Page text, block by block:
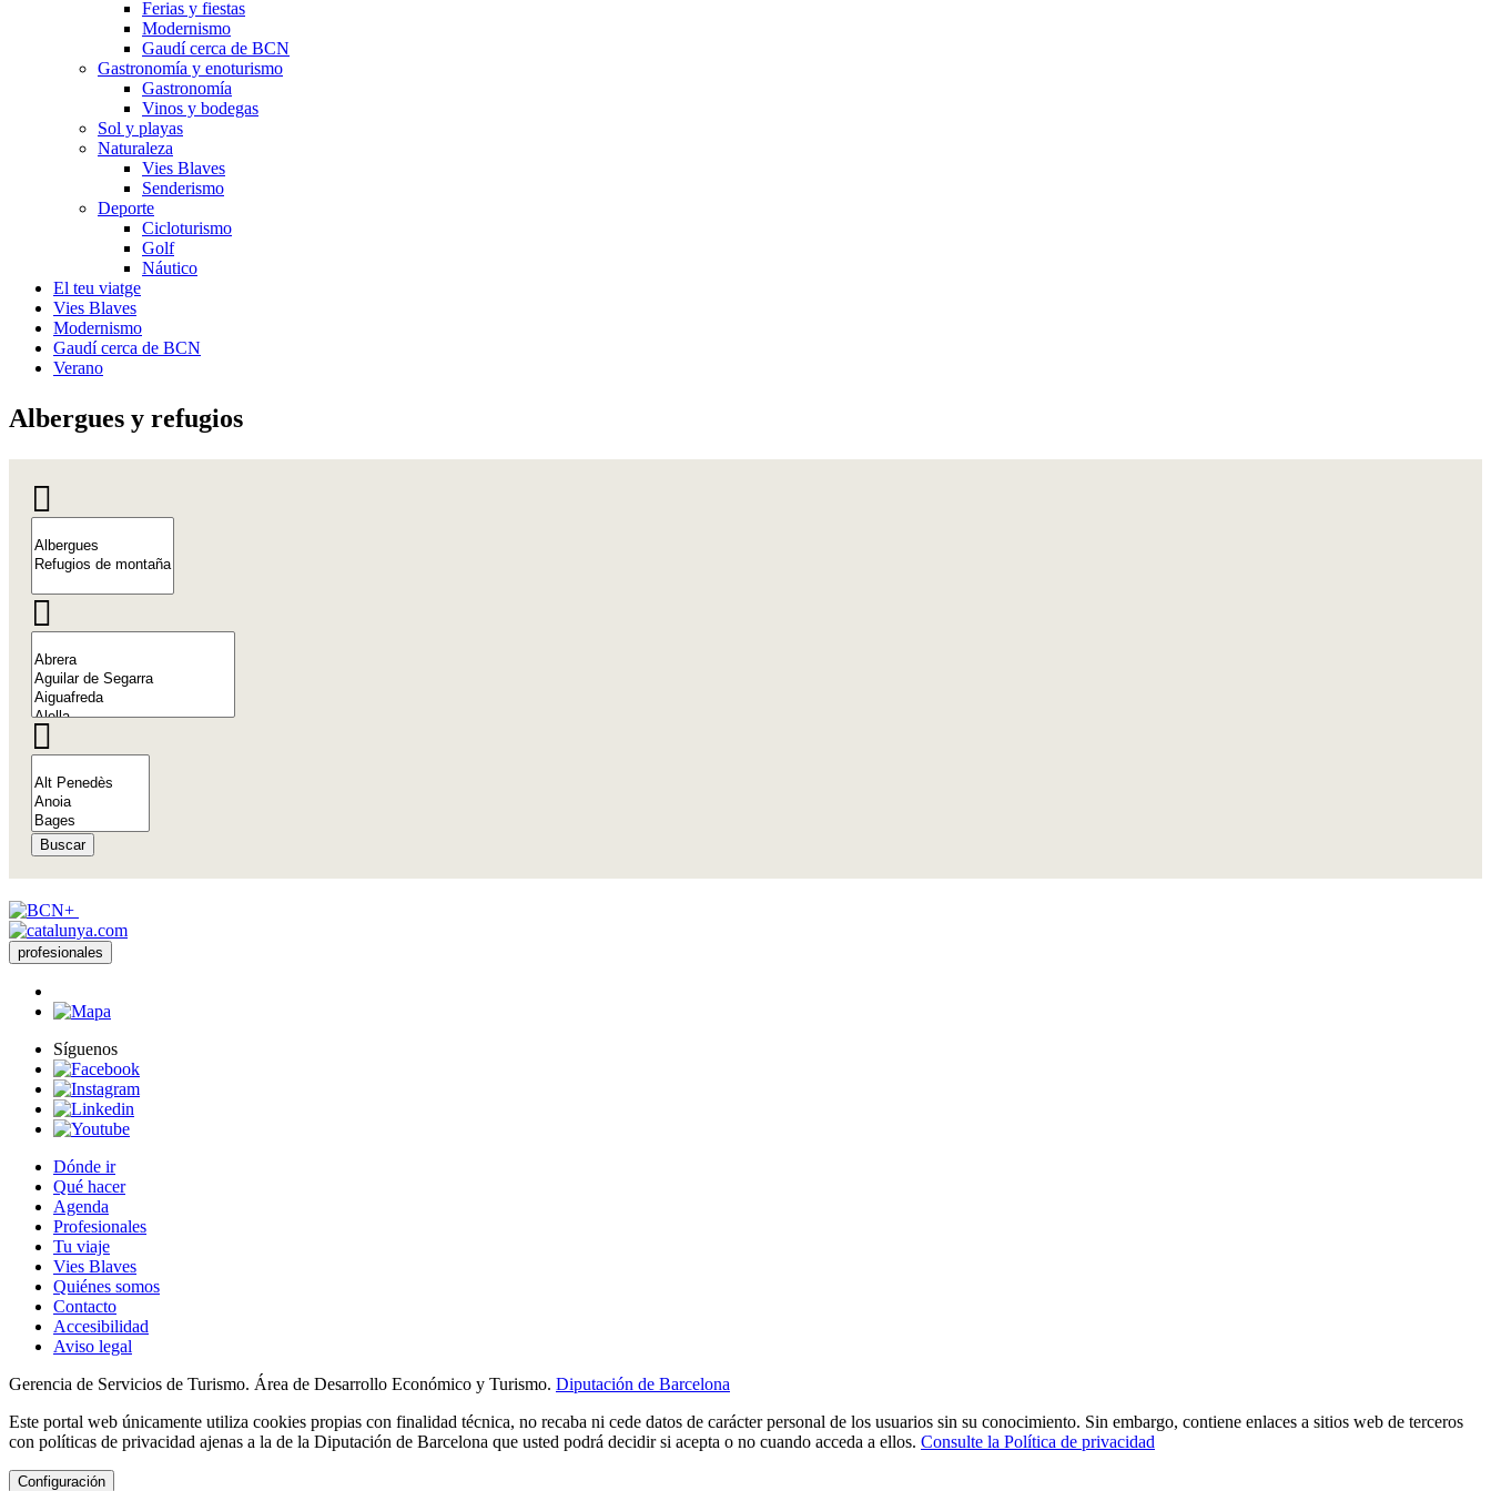
Ferias y fiestas
Modernismo
Gaudí cerca de BCN
Gastronomía y enoturismo
Gastronomía
Vinos y bodegas
Sol y playas
Naturaleza
Vies Blaves
Senderismo
Deporte
Cicloturismo
Golf
Náutico
El teu viatge
Vies Blaves
Modernismo
Gaudí cerca de BCN
Verano
Albergues y refugios
Buscar
profesionales
Síguenos
Dónde ir
Qué hacer
Agenda
Profesionales
Tu viaje
Vies Blaves
Quiénes somos
Contacto
Accesibilidad
Aviso legal
Gerencia de Servicios de Turismo. Área de Desarrollo Económico y Turismo. Diputación de Barcelona
Este portal web únicamente utiliza cookies propias con finalidad técnica, no recaba ni cede datos de carácter personal de los usuarios sin su conocimiento. Sin embargo, contiene enlaces a sitios web de terceros
con políticas de privacidad ajenas a la de la Diputación de Barcelona que usted podrá decidir si acepta o no cuando acceda a ellos. Consulte la Política de privacidad
Configuración